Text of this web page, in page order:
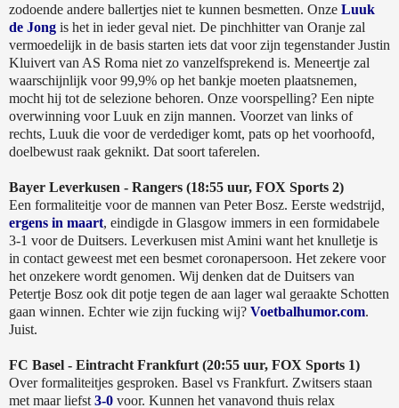
zodoende andere ballertjes niet te kunnen besmetten. Onze Luuk
de Jong is het in ieder geval niet. De pinchhitter van Oranje zal
vermoedelijk in de basis starten iets dat voor zijn tegenstander Justin
Kluivert van AS Roma niet zo vanzelfsprekend is. Meneertje zal
waarschijnlijk voor 99,9% op het bankje moeten plaatsnemen,
mocht hij tot de selezione behoren. Onze voorspelling? Een nipte
overwinning voor Luuk en zijn mannen. Voorzet van links of
rechts, Luuk die voor de verdediger komt, pats op het voorhoofd,
doelbewust raak geknikt. Dat soort taferelen.
Bayer Leverkusen - Rangers (18:55 uur, FOX Sports 2)
Een formaliteitje voor de mannen van Peter Bosz. Eerste wedstrijd,
ergens in maart, eindigde in Glasgow immers in een formidabele
3-1 voor de Duitsers. Leverkusen mist Amini want het knulletje is
in contact geweest met een besmet coronapersoon. Het zekere voor
het onzekere wordt genomen. Wij denken dat de Duitsers van
Petertje Bosz ook dit potje tegen de aan lager wal geraakte Schotten
gaan winnen. Echter wie zijn fucking wij? Voetbalhumor.com.
Juist.
FC Basel - Eintracht Frankfurt (20:55 uur, FOX Sports 1)
Over formaliteitjes gesproken. Basel vs Frankfurt. Zwitsers staan
met maar liefst 3-0 voor. Kunnen het vanavond thuis relax